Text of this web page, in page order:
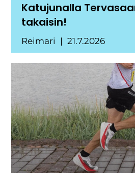
Katujunalla
takaisin!
Reimari 21.7.2026